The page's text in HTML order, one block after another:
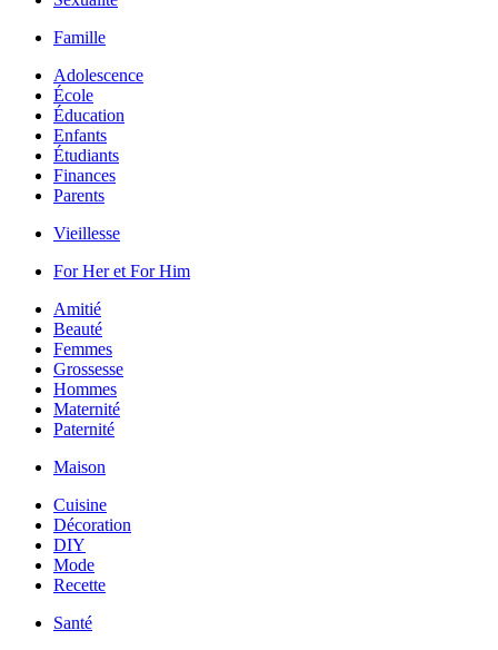
Famille
Adolescence
École
Éducation
Enfants
Étudiants
Finances
Parents
Vieillesse
For Her et For Him
Amitié
Beauté
Femmes
Grossesse
Hommes
Maternité
Paternité
Maison
Cuisine
Décoration
DIY
Mode
Recette
Santé